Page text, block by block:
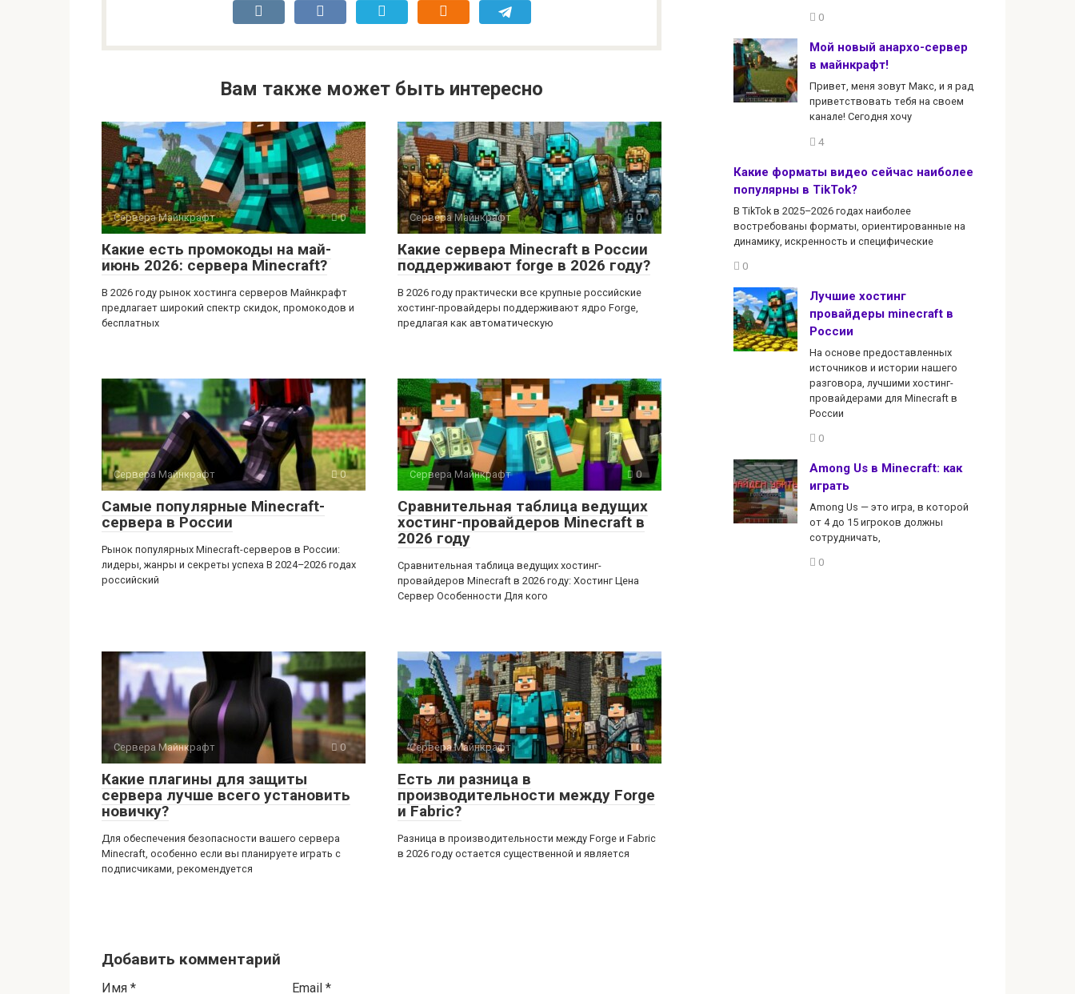
Вам также может быть интересно
Сервера Майнкрафт 0
Какие есть промокоды на май-
июнь 2026: сервера Minecraft?
В 2026 году рынок хостинга серверов Майнкрафт
предлагает широкий спектр скидок, промокодов и
бесплатных
Сервера Майнкрафт 0
Какие сервера Minecraft в России
поддерживают forge в 2026 году?
В 2026 году практически все крупные российские
хостинг-провайдеры поддерживают ядро Forge,
предлагая как автоматическую
Сервера Майнкрафт 0
Самые популярные Minecraft-
сервера в России
Рынок популярных Minecraft-серверов в России:
лидеры, жанры и секреты успеха В 2024–2026 годах
российский
Сервера Майнкрафт 0
Сравнительная таблица ведущих
хостинг-провайдеров Minecraft в
2026 году
Сравнительная таблица ведущих хостинг-
провайдеров Minecraft в 2026 году: Хостинг Цена
Сервер Особенности Для кого
Сервера Майнкрафт 0
Какие плагины для защиты
сервера лучше всего установить
новичку?
Для обеспечения безопасности вашего сервера
Minecraft, особенно если вы планируете играть с
подписчиками, рекомендуется
Сервера Майнкрафт 0
Есть ли разница в
производительности между Forge
и Fabric?
Разница в производительности между Forge и Fabric
в 2026 году остается существенной и является
Добавить комментарий
Имя * Email *
0
Мой новый анархо-сервер
в майнкрафт!
Привет, меня зовут Макс, и я рад
приветствовать тебя на своем
канале! Сегодня хочу
4
Какие форматы видео сейчас наиболее
популярны в TikTok?
В TikTok в 2025–2026 годах наиболее
востребованы форматы, ориентированные на
динамику, искренность и специфические
0
Лучшие хостинг
провайдеры minecraft в
России
На основе предоставленных
источников и истории нашего
разговора, лучшими хостинг-
провайдерами для Minecraft в
России
0
Among Us в Minecraft: как
играть
Among Us — это игра, в которой
от 4 до 15 игроков должны
сотрудничать,
0